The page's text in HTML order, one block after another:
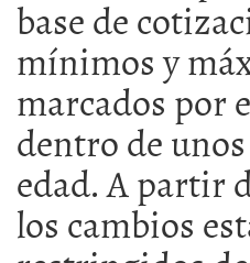
base de
mínimos y
marcados por
dentro de
edad. A partir
los cambios